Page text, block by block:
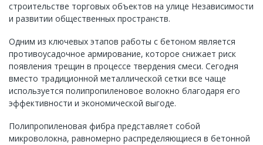
строительстве торговых объектов на улице Независимости
и развитии общественных пространств.
Одним из ключевых этапов работы с бетоном является
противоусадочное армирование, которое снижает риск
появления трещин в процессе твердения смеси. Сегодня
вместо традиционной металлической сетки все чаще
используется полипропиленовое волокно благодаря его
эффективности и экономической выгоде.
Полипропиленовая фибра представляет собой
микроволокна, равномерно распределяющиеся в бетонной